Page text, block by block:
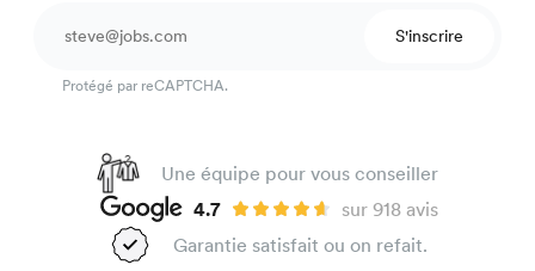
S'inscrire
Protégé par reCAPTCHA.
Une équipe pour vous conseiller
4.7
sur 918 avis
Garantie satisfait ou on refait.